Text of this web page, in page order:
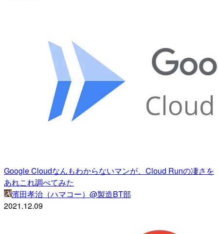
Google Cloudなんもわからないマンが、Cloud Runの凄さを
あれこれ調べてみた
濱田孝治（ハマコー）@製造BT部
2021.12.09